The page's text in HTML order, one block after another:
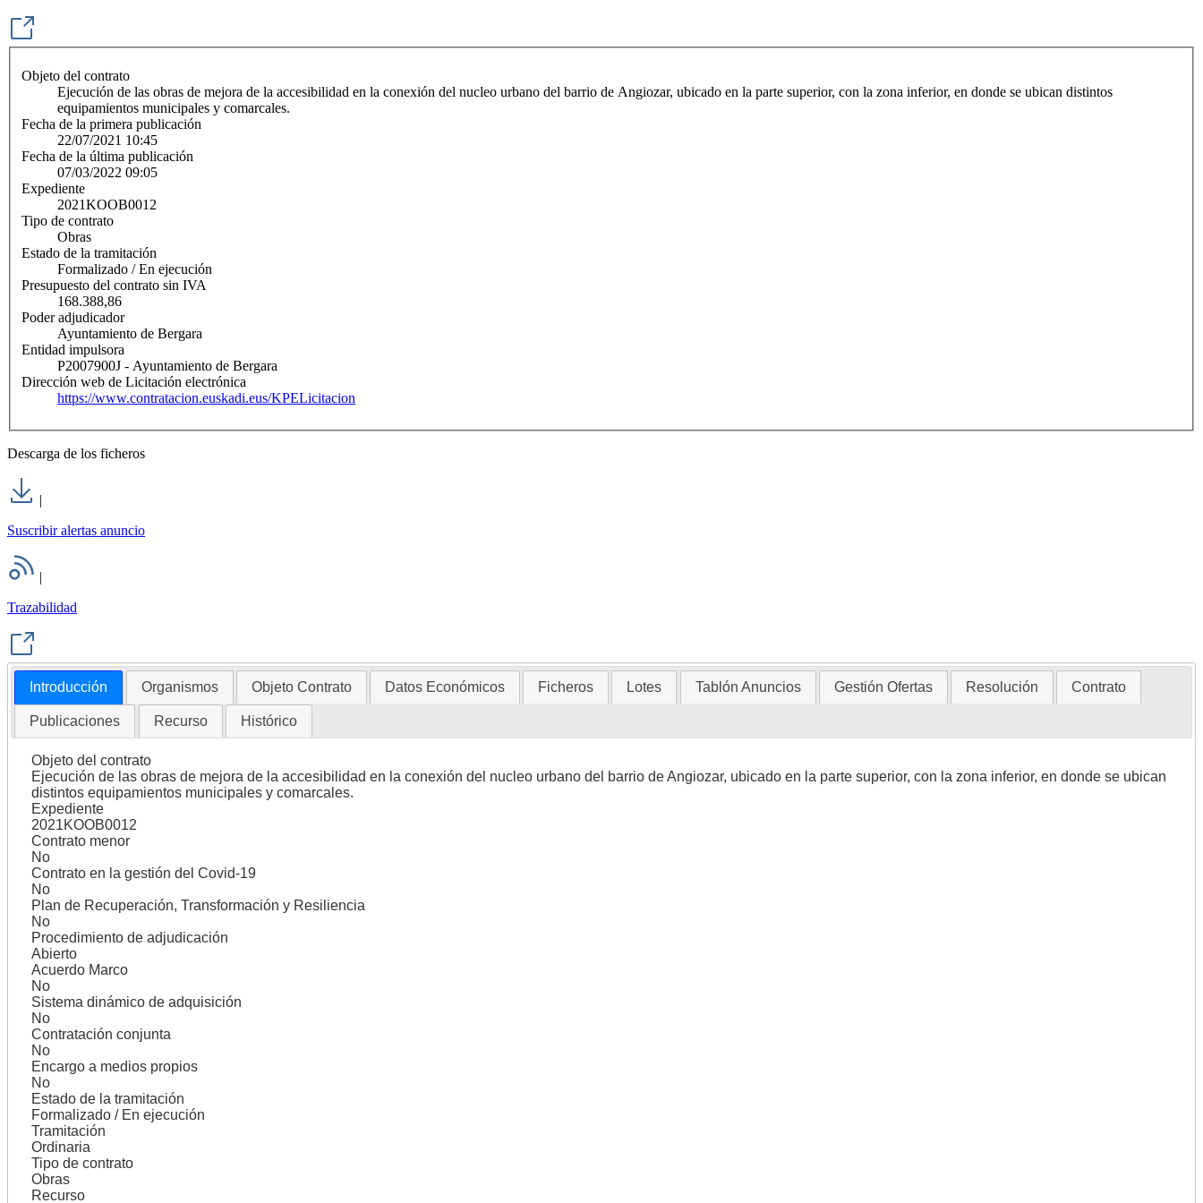
Objeto del contrato
Ejecución de las obras de mejora de la accesibilidad en la conexión del nucleo urbano del barrio de Angiozar, ubicado en la parte superior, con la zona inferior, en donde se ubican distintos
equipamientos municipales y comarcales.
Fecha de la primera publicación
22/07/2021 10:45
Fecha de la última publicación
07/03/2022 09:05
Expediente
2021KOOB0012
Tipo de contrato
Obras
Estado de la tramitación
Formalizado / En ejecución
Presupuesto del contrato sin IVA
168.388,86
Poder adjudicador
Ayuntamiento de Bergara
Entidad impulsora
P2007900J - Ayuntamiento de Bergara
Dirección web de Licitación electrónica
https://www.contratacion.euskadi.eus/KPELicitacion
Descarga de los ficheros
|
Suscribir alertas anuncio
|
Trazabilidad
Introducción Organismos Objeto Contrato Datos Económicos Ficheros Lotes Tablón Anuncios Gestión Ofertas Resolución Contrato
Publicaciones Recurso Histórico
Objeto del contrato
Ejecución de las obras de mejora de la accesibilidad en la conexión del nucleo urbano del barrio de Angiozar, ubicado en la parte superior, con la zona inferior, en donde se ubican
distintos equipamientos municipales y comarcales.
Expediente
2021KOOB0012
Contrato menor
No
Contrato en la gestión del Covid-19
No
Plan de Recuperación, Transformación y Resiliencia
No
Procedimiento de adjudicación
Abierto
Acuerdo Marco
No
Sistema dinámico de adquisición
No
Contratación conjunta
No
Encargo a medios propios
No
Estado de la tramitación
Formalizado / En ejecución
Tramitación
Ordinaria
Tipo de contrato
Obras
Recurso